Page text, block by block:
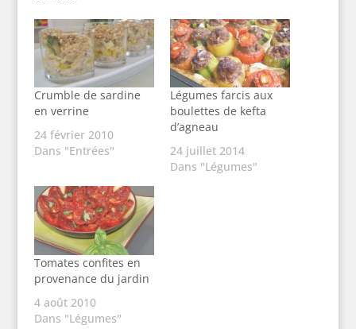
Crumble de sardine
en verrine
24 février 2010
Dans "Entrées"
Légumes farcis aux
boulettes de kefta
d’agneau
24 juillet 2014
Dans "Légumes"
Tomates confites en
provenance du jardin
4 août 2010
Dans "Légumes"